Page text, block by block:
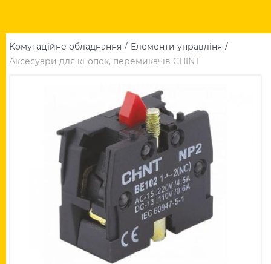
Комутаційне обладнання
Елементи управліня
Аксесуари для кнопок, перемикачів CHINT